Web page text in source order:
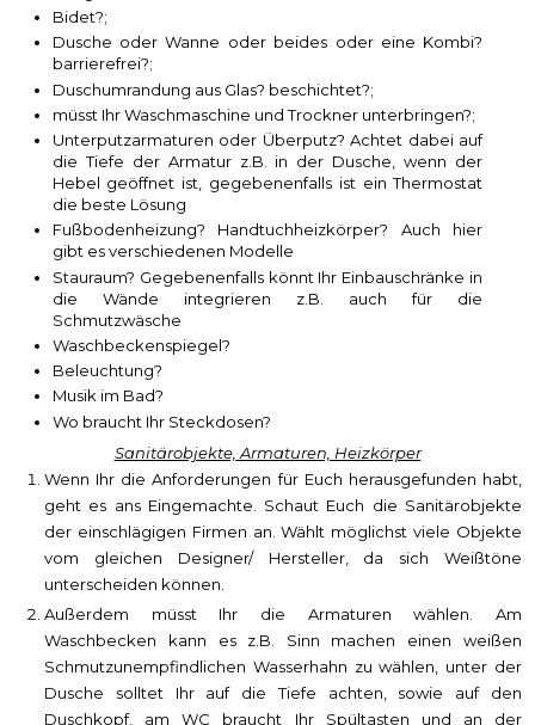
Bidet?;
Dusche oder Wanne oder beides oder eine Kombi?
barrierefrei?;
Duschumrandung aus Glas? beschichtet?;
müsst Ihr Waschmaschine und Trockner unterbringen?;
Unterputzarmaturen oder Überputz? Achtet dabei auf
die Tiefe der Armatur z.B. in der Dusche, wenn der
Hebel geöffnet ist, gegebenenfalls ist ein Thermostat
die beste Lösung
Fußbodenheizung? Handtuchheizkörper? Auch hier
gibt es verschiedenen Modelle
Stauraum? Gegebenenfalls könnt Ihr Einbauschränke in
die Wände integrieren z.B. auch für die
Schmutzwäsche
Waschbeckenspiegel?
Beleuchtung?
Musik im Bad?
Wo braucht Ihr Steckdosen?
Sanitärobjekte, Armaturen, Heizkörper
Wenn Ihr die Anforderungen für Euch herausgefunden habt,
geht es ans Eingemachte. Schaut Euch die Sanitärobjekte
der einschlägigen Firmen an. Wählt möglichst viele Objekte
vom gleichen Designer/ Hersteller, da sich Weißtöne
unterscheiden können.
Außerdem müsst Ihr die Armaturen wählen. Am
Waschbecken kann es z.B. Sinn machen einen weißen
Schmutzunempfindlichen Wasserhahn zu wählen, unter der
Dusche solltet Ihr auf die Tiefe achten, sowie auf den
Duschkopf, am WC braucht Ihr Spültasten und an der